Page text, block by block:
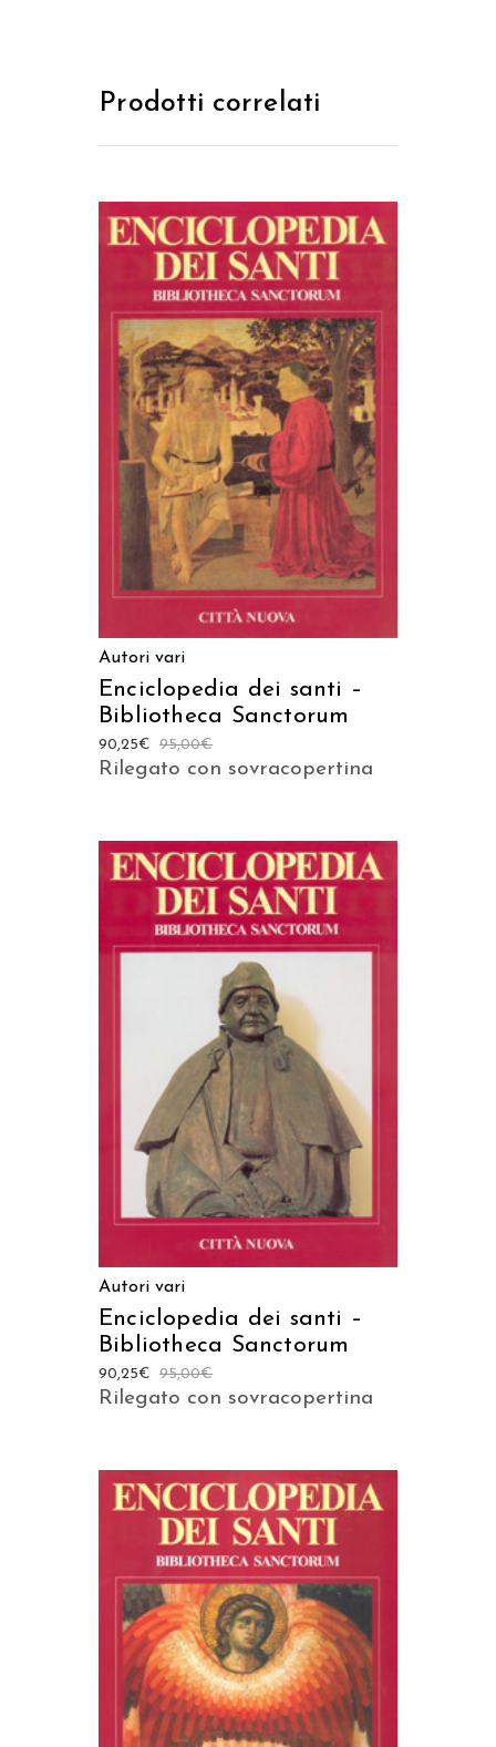
Prodotti correlati
AGGIUNGI AL CARRELLO
Autori vari
Enciclopedia dei santi –
Bibliotheca Sanctorum
95,00€
90,25€
Rilegato con sovracopertina
AGGIUNGI AL CARRELLO
Autori vari
Enciclopedia dei santi –
Bibliotheca Sanctorum
95,00€
90,25€
Rilegato con sovracopertina
AGGIUNGI AL CARRELLO